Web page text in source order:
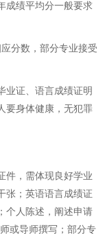
成绩平均分一般要求
分数，部分专业接受
业证、语言成绩证明
要身体健康，无犯罪
件，需体现良好学业
张；英语语言成绩证
个人陈述，阐述申请
或导师撰写；部分专